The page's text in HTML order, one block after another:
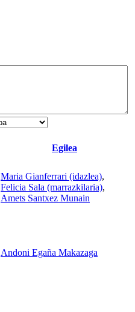
Egilea
Maria Gianferrari (idazlea),
Felicia Sala (marrazkilaria),
Amets Santxez Munain
Andoni Egaña Makazaga